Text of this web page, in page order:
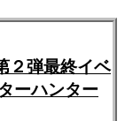
２弾最終イベ
ーハンター